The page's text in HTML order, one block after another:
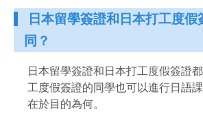
日本留學簽證和日本打工度假
同？
日本留學簽證和日本打工度假簽證
工度假簽證的同學也可以進行日語
在於目的為何。